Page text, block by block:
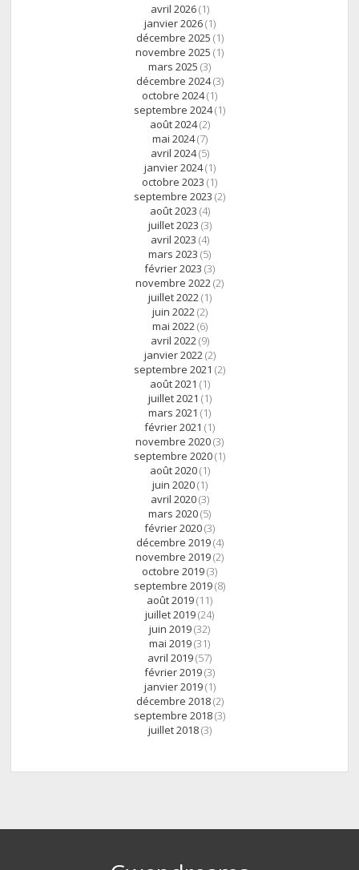
avril 2026(1)
janvier 2026(1)
décembre 2025 (1)
novembre 2025 (1)
mars 2025 (3)
décembre 2024(3)
octobre 2024(1)
septembre 2024(1)
août 2024(2)
mai 2024(7)
avril 2024(5)
janvier 2024(1)
octobre 2023 (1)
septembre 2023 (2)
août 2023 (4)
juillet 2023 (3)
avril 2023 (4)
mars 2023 (5)
février 2023 (3)
novembre 2022(2)
juillet 2022(1)
juin 2022(2)
mai 2022(6)
avril 2022(9)
janvier 2022(2)
septembre 2021 (2)
août 2021 (1)
juillet 2021 (1)
mars 2021 (1)
février 2021 (1)
novembre 2020(3)
septembre 2020(1)
août 2020(1)
juin 2020(1)
avril 2020(3)
mars 2020(5)
février 2020(3)
décembre 2019(4)
novembre 2019(2)
octobre 2019(3)
septembre 2019(8)
août 2019(11)
juillet 2019(24)
juin 2019(32)
mai 2019(31)
avril 2019(57)
février 2019(3)
janvier 2019(1)
décembre 2018(2)
septembre 2018(3)
juillet 2018(3)